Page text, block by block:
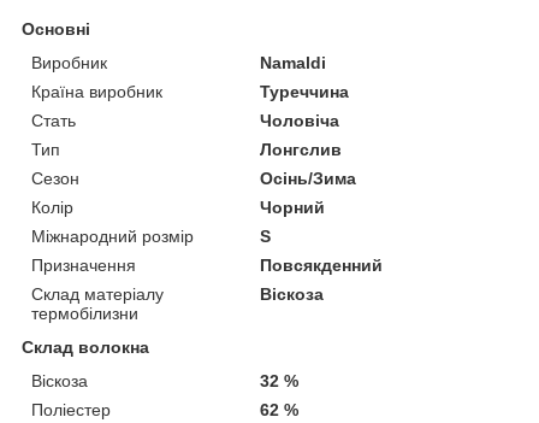
Основні
Виробник
Namaldi
Країна виробник
Туреччина
Стать
Чоловіча
Тип
Лонгслив
Сезон
Осінь/Зима
Колір
Чорний
Міжнародний розмір
S
Призначення
Повсякденний
Склад матеріалу
термобілизни
Віскоза
Склад волокна
Віскоза
32 %
Поліестер
62 %